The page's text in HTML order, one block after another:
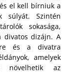
el kell bírniuk a
súlyát. Szintén
sokasága,
divatos dizájn. A
és a divatra
amelyek
növelhetik az